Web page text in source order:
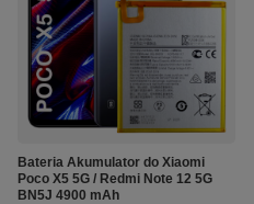
Bateria Akumulator do Xiaomi
Poco X5 5G / Redmi Note 12 5G
BN5J 4900 mAh